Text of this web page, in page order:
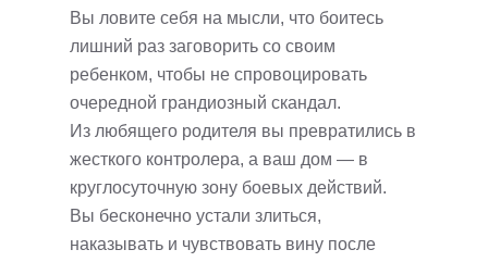
Вы ловите себя на мысли, что боитесь
лишний раз заговорить со своим
ребенком, чтобы не спровоцировать
очередной грандиозный скандал.
Из любящего родителя вы превратились в
жесткого контролера, а ваш дом — в
круглосуточную зону боевых действий.
Вы бесконечно устали злиться,
наказывать и чувствовать вину после